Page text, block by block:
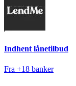
Indhent lånetilbud
Fra +18 banker